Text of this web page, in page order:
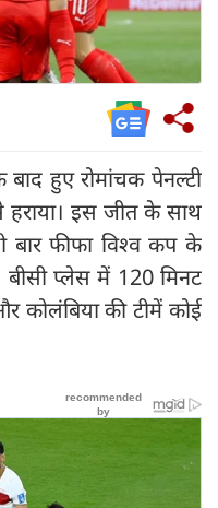
हुए रोमांचक पेनल्टी
इस जीत के साथ
बार फीफा विश्व कप के
बीसी प्लेस में 120 मिनट
की टीमें कोई